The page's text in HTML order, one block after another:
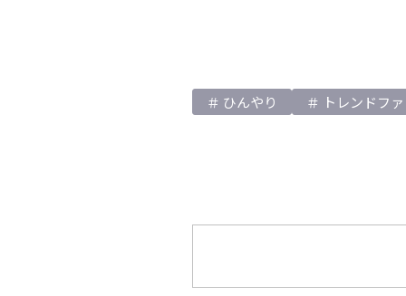
ひんやり トレンドフ